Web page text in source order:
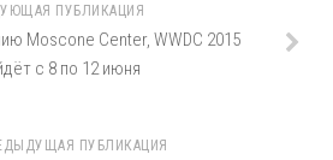
ПУБЛИКАЦИЯ
Moscone Center, WWDC 2015
с 8 по 12 июня
ПУБЛИКАЦИЯ